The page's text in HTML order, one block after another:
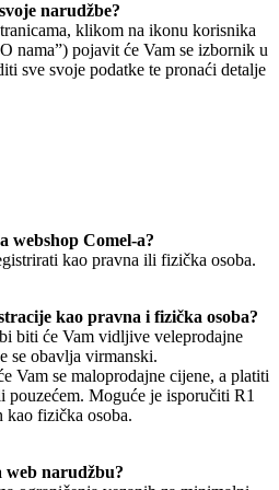
narudžbe?
klikom na ikonu korisnika
nama”) pojavit će Vam se izbornik u
sve svoje podatke te pronaći detalje
webshop Comel-a?
kao pravna ili fizička osoba.
kao pravna i fizička osoba?
biti će Vam vidljive veleprodajne
se obavlja virmanski.
Vam se maloprodajne cijene, a platiti
Moguće je isporučiti R1
kao fizička osoba.
web narudžbu?